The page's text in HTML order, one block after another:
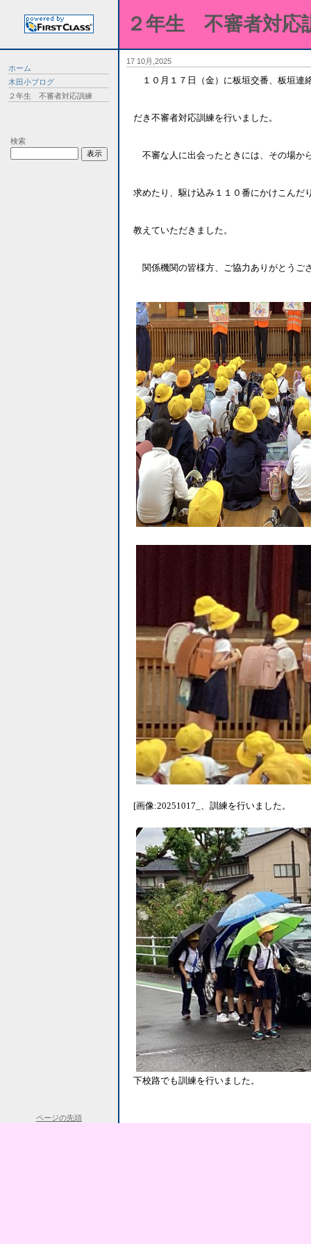
ホーム
木田小ブログ
２年生 不審者対応訓練
検索
２年生 不審者対応
17 10月,2025
１０月１７日（金）に板垣交番、板垣連
だき不審者対応訓練を行いました。
不審な人に出会ったときには、その場か
求めたり、駆け込み１１０番にかけこんだ
教えていただきました。
関係機関の皆様方、ご協力ありがとうご
[画像:20251017_、訓練を行いました。
下校路でも訓練を行いました。
ページの先頭